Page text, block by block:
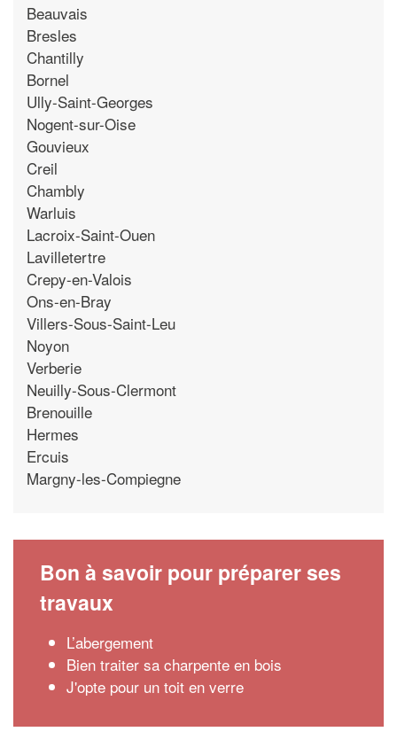
Beauvais
Bresles
Chantilly
Bornel
Ully-Saint-Georges
Nogent-sur-Oise
Gouvieux
Creil
Chambly
Warluis
Lacroix-Saint-Ouen
Lavilletertre
Crepy-en-Valois
Ons-en-Bray
Villers-Sous-Saint-Leu
Noyon
Verberie
Neuilly-Sous-Clermont
Brenouille
Hermes
Ercuis
Margny-les-Compiegne
Bon à savoir pour préparer ses
travaux
L’abergement
Bien traiter sa charpente en bois
J'opte pour un toit en verre